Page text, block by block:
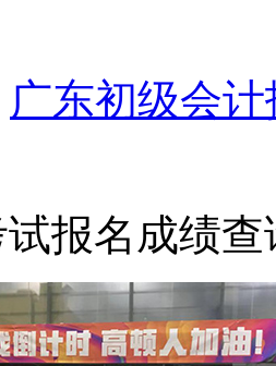
广东初级会
报名 成绩查